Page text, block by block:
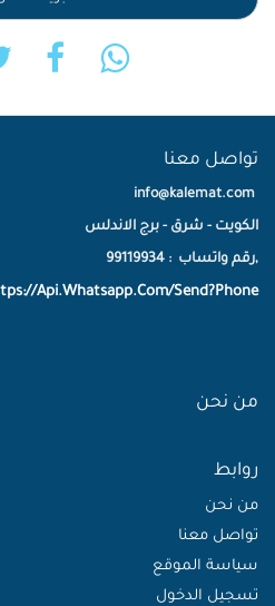
تواصل معنا
info@kalemat.com
الكويت - شرق - برج الاندلس
,رقم واتساب : 99119934
Api.Whatsapp.Com/Send?Phone
من نحن
روابط
من نحن
تواصل معنا
سياسة الموقع
تسجيل الدخول